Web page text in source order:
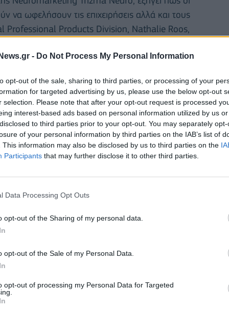
- Do Not Process My Personal Information
opt-out of the sale, sharing to third parties, or processing of your
for targeted advertising by us, please use the below opt-out
selection. Please note that after your opt-out request is processed
interest-based ads based on personal information utilized by us
to third parties prior to your opt-out. You may separately
of your personal information by third parties on the IAB’s list of
This information may also be disclosed by us to third parties on the
Participants that may further disclose it to other third parties.
Data Processing Opt Outs
opt-out of the Sharing of my personal data.
opt-out of the Sale of my Personal Data.
opt-out of processing my Personal Data for Targeted
να ωφελήσουν τις επιχειρήσεις αλλά και τους
Professional Products Division, Nathalie Roos,
κολοσσού.
περιοδικού παρουσιάζονται τα πολύ
CEO Outlook της KPMG,με ειδική εστίαση στα
σχόλια που παραχώρησε πάνω σε αυτά ο Νίκος
της KPMG στην Ελλάδα. Τέλος, μεταξύ άλλων,
τους πιο υψηλά αμειβόμενους αθλητές στον
μέτρα που ανακοίνωσε -προεκλογικά -η
γενιάς, που ήδη απασχολούν τη διεθνή κοινή
της ελληνικής αγοράς, καθώς και σε όσους
στο σύγχρονο επιχειρείν, εντός και εκτός
έρευνες, αποκλειστικές συνεντεύξεις
σε ιστορικές ελληνικές επιχειρήσεις,
επιχειρηματικότητας.
μπορεί να λειτουργήσει ως
Μagazine
της για στήριξη του επιχειρείν στη
, την ετήσια έκδοση
Οι Ισχυροί της